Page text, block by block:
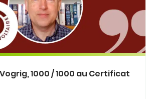
1000 / 1000 au Certificat